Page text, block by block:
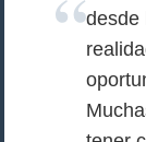
desde